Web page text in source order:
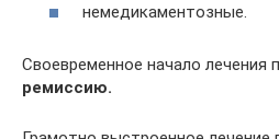
немедикаментозные.
Своевременное начало лечения
ремиссию.